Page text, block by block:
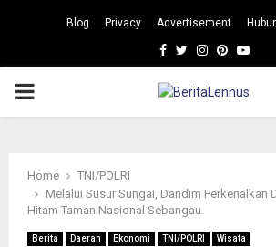
Blog Privacy Advertisement
Facebook
TwitterInstagram
Pinterest
PRIMARY
Home
TNI/POLRI
Melalui Susur Sungai, Dandim Perkenalkan
Hitam Taman Nasional Sebangau.
Berita Daerah Ekonomi TNI/POLRI Wisata